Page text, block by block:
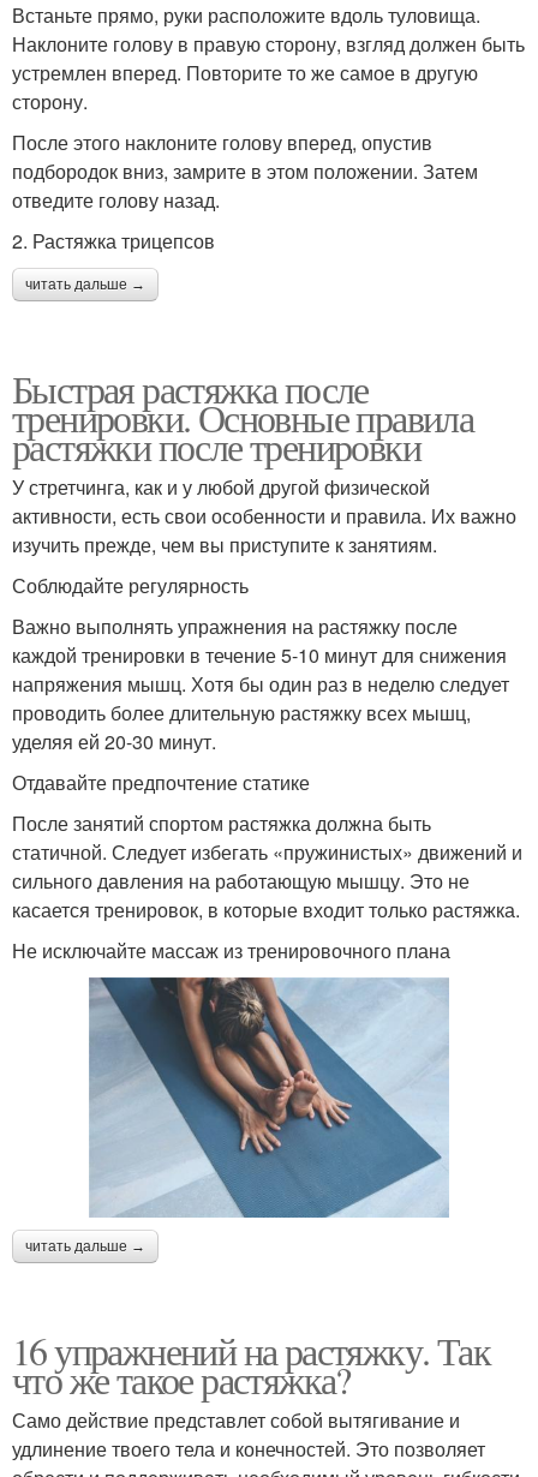
Встаньте прямо, руки расположите вдоль туловища.
Наклоните голову в правую сторону, взгляд должен быть
устремлен вперед. Повторите то же самое в другую
сторону.
После этого наклоните голову вперед, опустив
подбородок вниз, замрите в этом положении. Затем
отведите голову назад.
2. Растяжка трицепсов
читать дальше →
Быстрая растяжка после
тренировки. Основные правила
растяжки после тренировки
У стретчинга, как и у любой другой физической
активности, есть свои особенности и правила. Их важно
изучить прежде, чем вы приступите к занятиям.
Соблюдайте регулярность
Важно выполнять упражнения на растяжку после
каждой тренировки в течение 5-10 минут для снижения
напряжения мышц. Хотя бы один раз в неделю следует
проводить более длительную растяжку всех мышц,
уделяя ей 20-30 минут.
Отдавайте предпочтение статике
После занятий спортом растяжка должна быть
статичной. Следует избегать «пружинистых» движений и
сильного давления на работающую мышцу. Это не
касается тренировок, в которые входит только растяжка.
Не исключайте массаж из тренировочного плана
читать дальше →
16 упражнений на растяжку. Так
что же такое растяжка?
Само действие представлет собой вытягивание и
удлинение твоего тела и конечностей. Это позволяет